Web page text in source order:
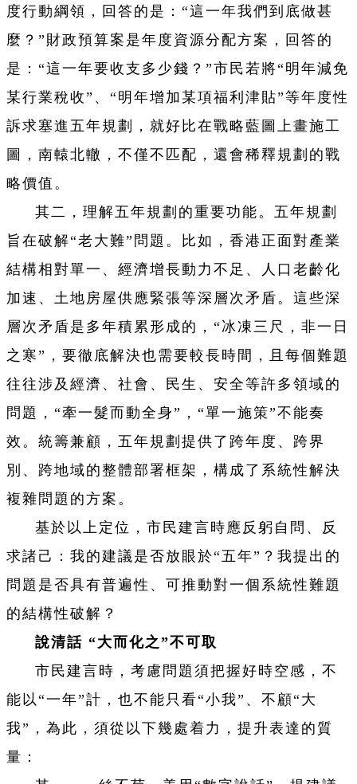
度行動綱領，回答的是：“這一年我們到底做甚
麼？”財政預算案是年度資源分配方案，回答的
是：“這一年要收支多少錢？”市民若將“明年減免
某行業稅收”、“明年增加某項福利津貼”等年度性
訴求塞進五年規劃，就好比在戰略藍圖上畫施工
圖，南轅北轍，不僅不匹配，還會稀釋規劃的戰
略價值。
其二，理解五年規劃的重要功能。五年規劃
旨在破解“老大難”問題。比如，香港正面對產業
結構相對單一、經濟增長動力不足、人口老齡化
加速、土地房屋供應緊張等深層次矛盾。這些深
層次矛盾是多年積累形成的，“冰凍三尺，非一日
之寒”，要徹底解決也需要較長時間，且每個難題
往往涉及經濟、社會、民生、安全等許多領域的
問題，“牽一髮而動全身”，“單一施策”不能奏
效。統籌兼顧，五年規劃提供了跨年度、跨界
別、跨地域的整體部署框架，構成了系統性解決
複雜問題的方案。
基於以上定位，市民建言時應反躬自問、反
求諸己：我的建議是否放眼於“五年”？我提出的
問題是否具有普遍性、可推動對一個系統性難題
的結構性破解？
說清話 “大而化之”不可取
市民建言時，考慮問題須把握好時空感，不
能以“一年”計，也不能只看“小我”、不顧“大
我”，為此，須從以下幾處着力，提升表達的質
量：